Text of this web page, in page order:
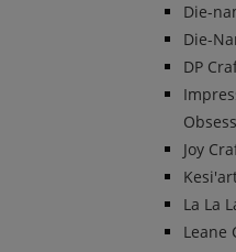
Die-
Die-
DP
Joy
La La
Leane